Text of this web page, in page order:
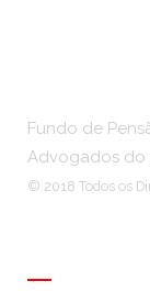
Fundo de
Advogados do
© 2018 Todos os